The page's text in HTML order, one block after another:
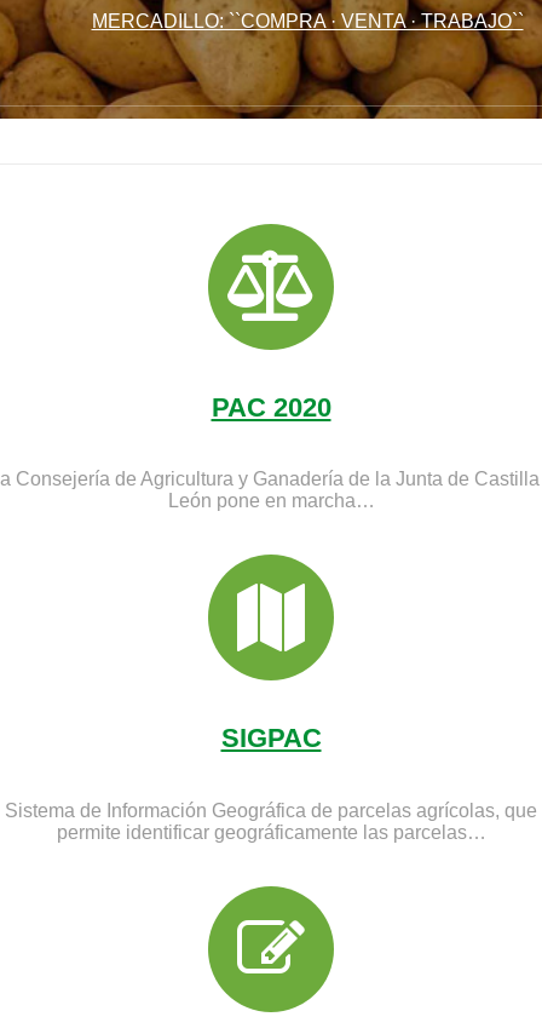
MERCADILLO: ``COMPRA · VENTA · TRABAJO``
PAC 2020
Consejería de Agricultura y Ganadería de la Junta de Castilla
León pone en marcha…
SIGPAC
Sistema de Información Geográfica de parcelas agrícolas, que
permite identificar geográficamente las parcelas…